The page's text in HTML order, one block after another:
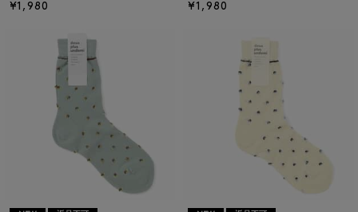
¥1,980 ¥1,980